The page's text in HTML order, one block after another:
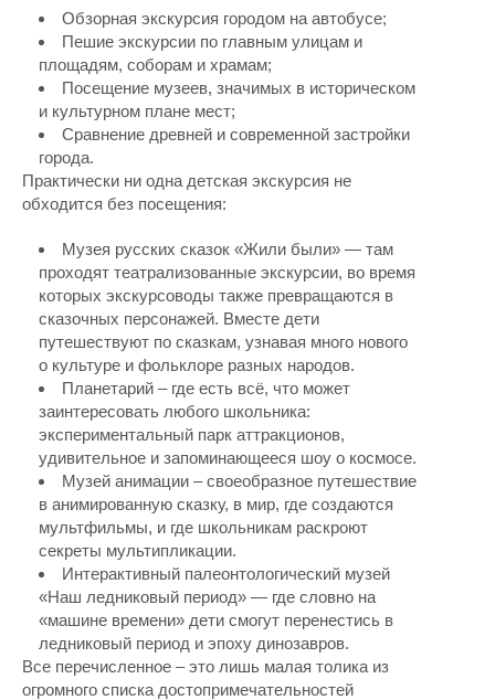
Обзорная экскурсия городом на автобусе;
Пешие экскурсии по главным улицам и
площадям, соборам и храмам;
Посещение музеев, значимых в историческом
и культурном плане мест;
Сравнение древней и современной застройки
города.
Практически ни одна детская экскурсия не
обходится без посещения:
Музея русских сказок «Жили были» — там
проходят театрализованные экскурсии, во время
которых экскурсоводы также превращаются в
сказочных персонажей. Вместе дети
путешествуют по сказкам, узнавая много нового
о культуре и фольклоре разных народов.
Планетарий – где есть всё, что может
заинтересовать любого школьника:
экспериментальный парк аттракционов,
удивительное и запоминающееся шоу о космосе.
Музей анимации – своеобразное путешествие
в анимированную сказку, в мир, где создаются
мультфильмы, и где школьникам раскроют
секреты мультипликации.
Интерактивный палеонтологический музей
«Наш ледниковый период» — где словно на
«машине времени» дети смогут перенестись в
ледниковый период и эпоху динозавров.
Все перечисленное – это лишь малая толика из
огромного списка достопримечательностей